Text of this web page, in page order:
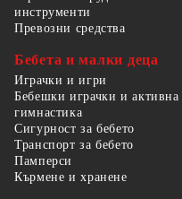
инструменти
Превозни средства
Бебета и малки деца
Играчки и игри
Бебешки играчки и активна
гимнастика
Сигурност за бебето
Транспорт за бебето
Памперси
Кърмене и хранене